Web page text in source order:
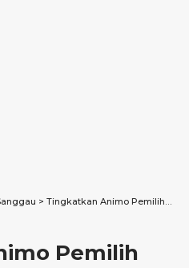
> Tingkatkan Animo Pemilih pada Pileg, Pilbup, Pilgub dan Pilpres, Gelar Penyuluhan Partisipasi
Pemilih